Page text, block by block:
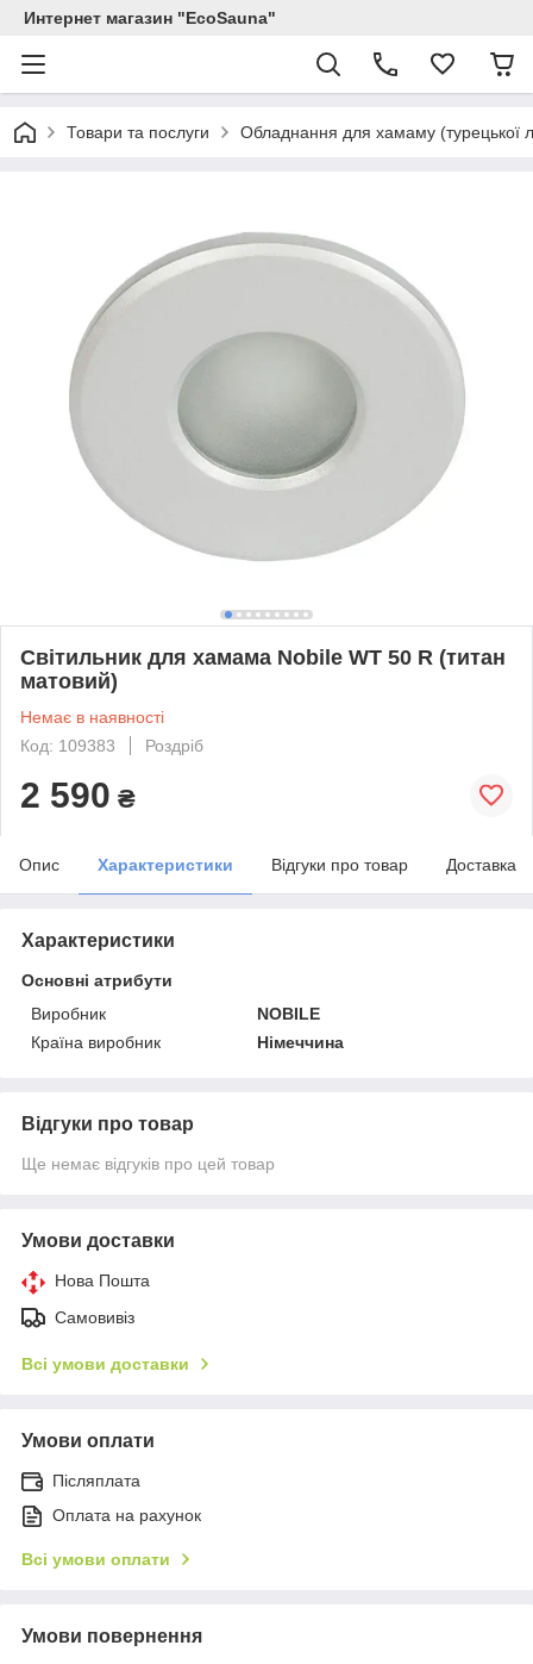
Интернет магазин "EcoSauna"
Товари та послуги Обладнання для хамаму (турецької
Світильник для хамама Nobile WT 50 R (титан
матовий)
Немає в наявності
Код: 109383
Роздріб
2 590 ₴
Опис Характеристики Відгуки про товар Доставка
Характеристики
Основні атрибути
Виробник
NOBILE
Країна виробник
Німеччина
Відгуки про товар
Ще немає відгуків про цей товар
Умови доставки
Нова Пошта
Самовивіз
Всі умови доставки
Умови оплати
Післяплата
Оплата на рахунок
Всі умови оплати
Умови повернення